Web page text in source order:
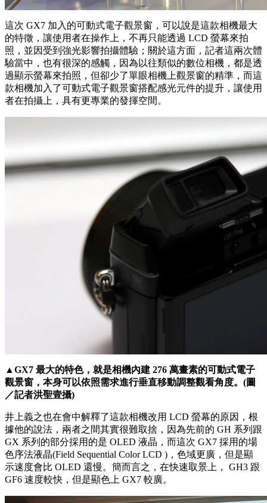
這次 GX7 加入的可動式電子觀景窗，可以說是這款相機最大
的特徵，讓使用者在操作上，不再只能透過 LCD 螢幕來拍
照，並因受到強光影響拍攝體驗；關於這方面，記者這兩次體
驗當中，也有很深的感觸，因為以往類似的數位相機，都是透
過顯示螢幕來拍照，但卻少了單眼相機上觀景窗的精準，而這
款相機加入了可動式電子觀景窗搭配感光元件的提升，讓使用
者在拍攝上，具有更專業的發揮空間。
▲GX7 最大的特色，就是相機內建 276 萬畫素的可動式電子
觀景窗，本身可以依照需求進行垂直移動調整觀看角度。(圖
／記者洪聖壹攝)
井上義之也在會中解釋了這款相機改用 LCD 螢幕的原因，根
據他的說法，兩者之間其實很難取捨，因為先前的 GH 系列跟
GX 系列的部分採用的是 OLED 液晶，而這次 GX7 採用的場
色序法液晶(Field Sequential Color LCD )，色域更廣，但是顯
示速度會比 OLED 還慢。簡而言之，在快速取景上， GH3 跟
GF6 速度較快，但是顯色上 GX7 較廣。